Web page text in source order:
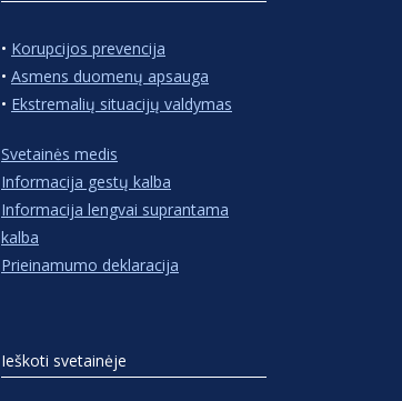
• Korupcijos prevencija
• Asmens duomenų apsauga
• Ekstremalių situacijų valdymas
Svetainės medis
Informacija gestų kalba
Informacija lengvai suprantama
kalba
Prieinamumo deklaracija
Ieškoti svetainėje